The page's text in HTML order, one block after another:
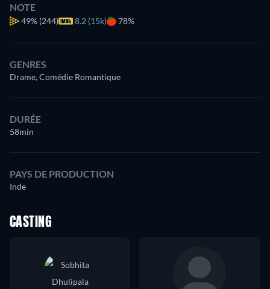
NOTE
49% (244) 8.2 (15k) 78%
GENRES
Drame, Comédie Romantique
DURÉE
58min
PAYS DE PRODUCTION
Inde
CASTING